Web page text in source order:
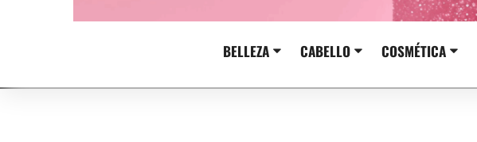
BELLEZA CABELLO COSMÉTICA